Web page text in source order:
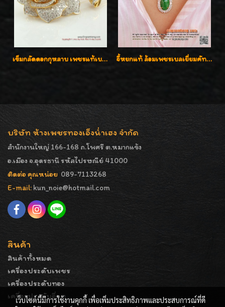
เข็มกลัดดอกกุหลาบ เพชรแท้เบลเยี่ยมคัต งานปราณีตค่ะ จี้หยกแท้ ล้อมเพชรเบลเยี่ยมคัท ราคาพิเศษไม่แพงค่ะ
บริษัท ห้างเพชรทองเอ็งน่ำเฮง จำกัด
สำนักงานใหญ่ 166-168 ถ.โพศรี ต.หมากแข้ง
อ.เมือง จ.อุดรธานี รหัสไปรษณีย์ 41000
ติดต่อ คุณหน่อย 089-7113268
E-mail: kun_noie@hotmail.com
สินค้า
สินค้าทั้งหมด
เครื่องประดับเพชร
เครื่องประดับทอง
เครื่องประดับอื่นๆ
เว็บไซต์นี้มีการใช้งานคุกกี้ เพื่อเพิ่มประสิทธิภาพและประสบการณ์ที่ดี